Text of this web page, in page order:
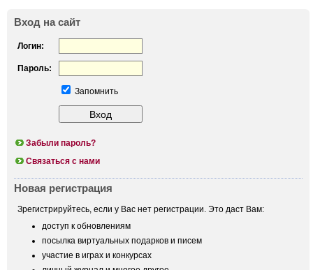
Вход на сайт
Логин:
Пароль:
Запомнить
Забыли пароль?
Связаться с нами
Новая регистрация
Зрегистрируйтесь, если у Вас нет регистрации. Это даст Вам:
доступ к обновлениям
посылка виртуальных подарков и писем
участие в играх и конкурсах